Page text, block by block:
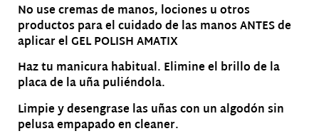
No use cremas de manos, lociones u otros
productos para el cuidado de las manos ANTES de
aplicar el GEL POLISH AMATIX
Haz tu manicura habitual. Elimine el brillo de la
placa de la uña puliéndola.
Limpie y desengrase las uñas con un algodón sin
pelusa empapado en cleaner.